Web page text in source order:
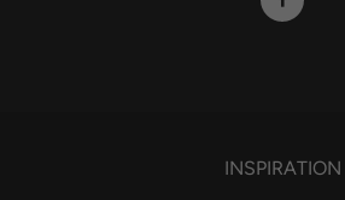
INSPIRATION